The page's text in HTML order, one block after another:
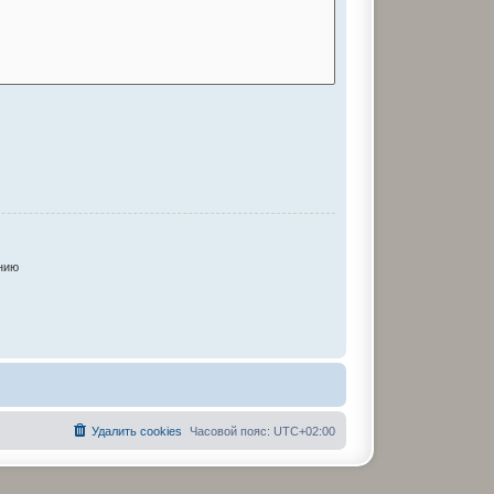
Часовой пояс: UTC+02:00
Удалить cookies